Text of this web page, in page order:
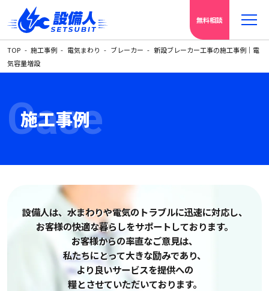
無料相談
TOP 施工事例 電気まわり ブレーカー
新設ブレーカー工事の施工事例｜電
気容量増設
施工事例
Case
設備人は、水まわりや電気の トラブルに迅速に対応し、
お客様の快適な暮らしをサポートしております。
お客様からの率直なご意見は、
私たちにとって大きな励みであり、
より良いサービスを提供への
糧とさせていただいております。